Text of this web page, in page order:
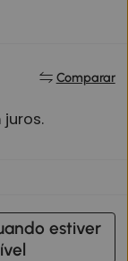
Comparar
estiver